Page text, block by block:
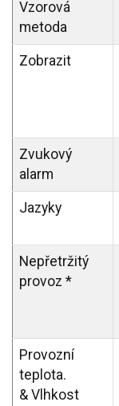
Vzorová
metoda
Zobrazit
Zvukový
alarm
Jazyky
Nepřetržitý
provoz *
Provozní
teplota.
& Vlhkost